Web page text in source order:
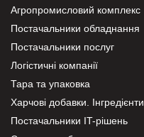
Агропромисловий комплекс
Постачальники обладнання
Постачальники послуг
Логістичні компанії
Тара та упаковка
Харчові добавки. Інгредієнти.
Постачальники IT-рішень